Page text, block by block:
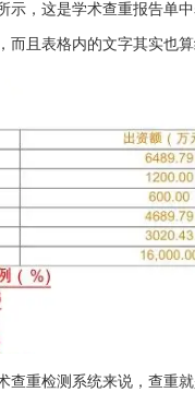
，这是学术查重报告单
且表格内的文字其实也
重检测系统来说，查重